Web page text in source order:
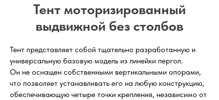
Тент моторизированный
выдвижной без столбов
Тент представляет собой тщательно разработанную и
универсальную базовую модель из линейки пергол.
Он не оснащен собственными вертикальными опорами,
что позволяет устанавливать его на любую конструкцию,
обеспечивающую четыре точки крепления, независимо от